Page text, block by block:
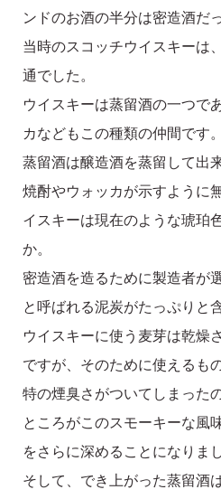
ンドのお酒の半分は密造酒だ
当時のスコッチウイスキーは
通でした。
ウイスキーは蒸留酒の一つで
カなどもこの種類の仲間です。
蒸留酒は醸造酒を蒸留して出
焼酎やウォッカが示すように
イスキーは現在のような琥珀
か。
密造酒を造るために製造者が
と呼ばれる泥炭がたっぷりと
ウイスキーに使う麦芽は乾燥
ですが、そのために使えるも
特の煙臭さがついてしまったの
ところがこのスモーキーな風
をさらに深めることになりまし
そして、でき上がった蒸留酒